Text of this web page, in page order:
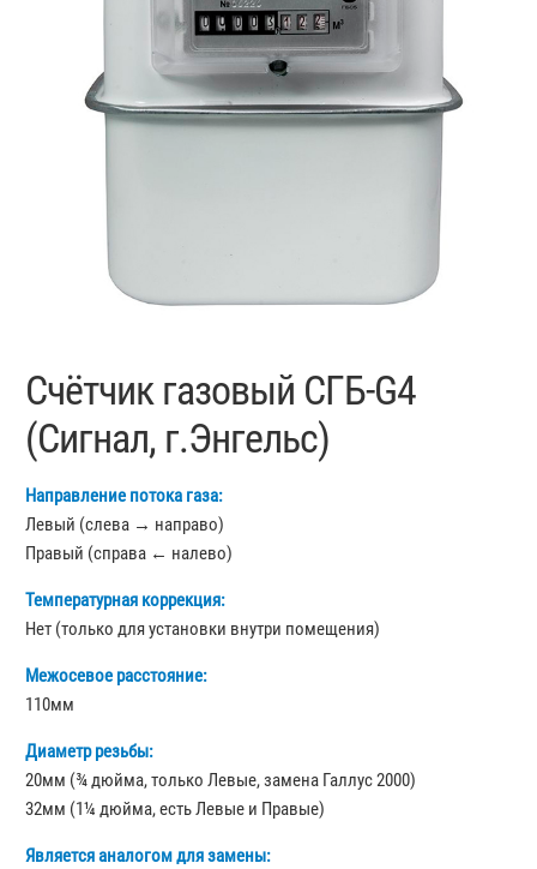
Счётчик газовый СГБ-G4
(Сигнал, г.Энгельс)
Направление потока газа:
Левый (слева → направо)
Правый (справа ← налево)
Температурная коррекция:
Нет (только для установки внутри помещения)
Межосевое расстояние:
110мм
Диаметр резьбы:
20мм (¾ дюйма, только Левые, замена Галлус 2000)
32мм (1¼ дюйма, есть Левые и Правые)
Является аналогом для замены: